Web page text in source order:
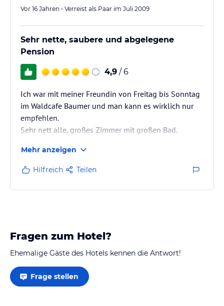
Vor 16 Jahren • Verreist als Paar im Juli 2009
Sehr nette, saubere und abgelegene
Pension
4,9 / 6
Ich war mit meiner Freundin von Freitag bis Sonntag
im Waldcafe Baumer und man kann es wirklich nur
empfehlen.
Sehr nett alle, großes Zimmer mit großen Bad.
hatten, sind sie vom Preis noch etwas runter.
Essen war auch gut.
Nur zu empfehlen :-)
Michael
Mehr anzeigen
Hilfreich Teilen
Fragen zum Hotel?
Ehemalige Gäste des Hotels kennen die Antwort!
Frage stellen